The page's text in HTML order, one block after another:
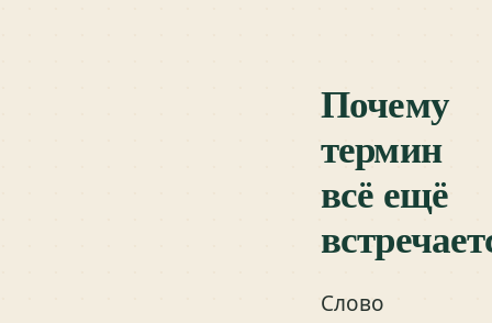
Почему
термин
всё ещё
Слово